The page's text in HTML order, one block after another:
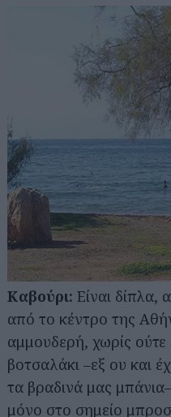
Καβούρι: Είναι δίπλα,
από το κέντρο της
αμμουδερή, χωρίς
βοτσαλάκι –εξ ου και
τα βραδινά μας
μόνο στο σημείο
Αναζήτηση
για...